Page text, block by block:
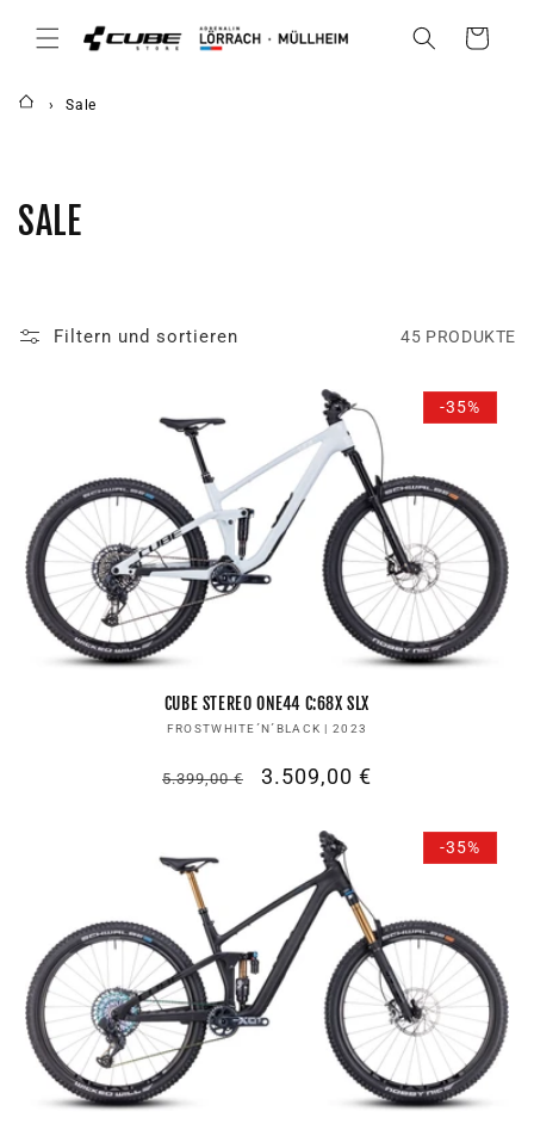
ZUM
INHALT
Warenkorb
Sale
K
I
E
SALE
Filtern und sortieren 45 PRODUKTE
-35%
CUBE STEREO ONE44 C:68X SLX
Anbieter:
FROSTWHITE´N´BLACK | 2023
Normaler
5.399,00 € Verkaufspreis
3.509,00 €
-35%